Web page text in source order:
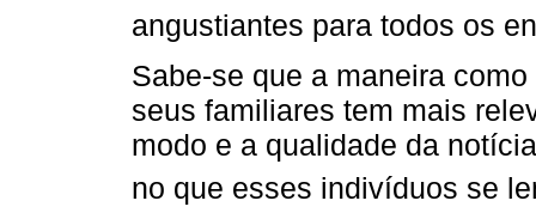
angustiantes para todos os
Sabe-se que a maneira
seus familiares tem mais
modo e a qualidade da
no que esses indivíduos se